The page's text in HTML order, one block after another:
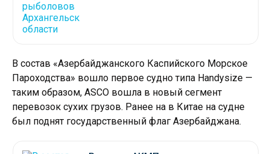
В состав «Азербайджанского Каспийского Морское
Пароходства» вошло первое судно типа Handysize —
таким образом, ASCO вошла в новый сегмент
перевозок сухих грузов. Ранее на в Китае на судне
был поднят государственный флаг Азербайджана.